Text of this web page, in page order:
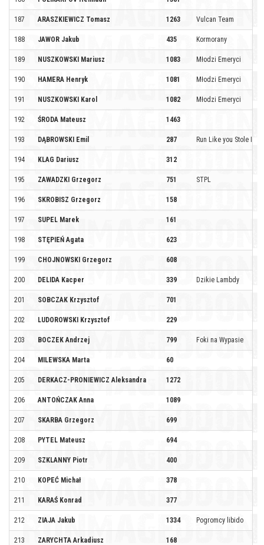
187 ARASZKIEWICZ Tomasz 1263 Vulcan Team
188 JAWOR Jakub 435 Kormorany
189 NUSZKOWSKI Mariusz 1083 Młodzi Emeryci
190 HAMERA Henryk 1081 Młodzi Emeryci
191 NUSZKOWSKI Karol 1082 Młodzi Emeryci
192 ŚRODA Mateusz 1463
193 DĄBROWSKI Emil 287 Run Like you Stole IT
194 KLAG Dariusz 312
195 ZAWADZKI Grzegorz 751 STPL
196 SKROBISZ Grzegorz 158
197 SUPEL Marek 161
198 STĘPIEŃ Agata 623
199 CHOJNOWSKI Grzegorz 608
200 DELIDA Kacper 339 Dzikie Lambdy
201 SOBCZAK Krzysztof 701
202 LUDOROWSKI Krzysztof 229
203 BOCZEK Andrzej 799 Foki na Wypasie
204 MILEWSKA Marta 60
205 DERKACZ-PRONIEWICZ Aleksandra 1272
206 ANTOŃCZAK Anna 1089
207 SKARBA Grzegorz 699
208 PYTEL Mateusz 694
209 SZKLANNY Piotr 400
210 KOPEĆ Michał 378
211 KARAŚ Konrad 377
212 ZIAJA Jakub 1334 Pogromcy libido
213 ZARYCHTA Arkadiusz 168